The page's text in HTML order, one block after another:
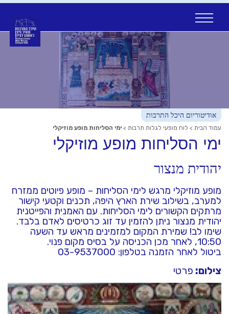
אודיטוריום היכל התרבות
עמוד הבית > לוח מופעי לגלות תרבות > ימי הסליחות מופע מוזיקלי
ימי הסליחות מופע מוזיקלי
יהודית מנצור
מופע מוזיקלי מרגש לימי הסליחות – מופע פיוטים ממזרח
למערב, בשילוב שירת הארץ היפה, תכנים וקטעי קישור
מרתקים הקשורים לימי הסליחות. עם האמנית והפייטנית
יהודית מנצור ניתן להזמין עד זוג כרטיסים לאדם בלבד.
שימו לב! שמירת המקום למזמינים מראש עד השעה
10:50, לאחר מכן הכניסה על בסיס מקום פנוי.
ביטול לאחר הזמנה בטלפון: 03-9537000
צילום: פרטי